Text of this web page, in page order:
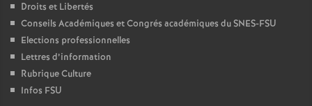
Droits et Libertés
Conseils Académiques et Congrés académiques du SNES-FSU
Elections professionnelles
Lettres d’information
Rubrique Culture
Infos FSU